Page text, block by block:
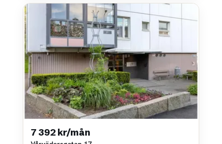
7 392 kr/mån